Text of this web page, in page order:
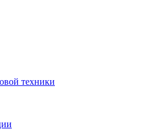
техники